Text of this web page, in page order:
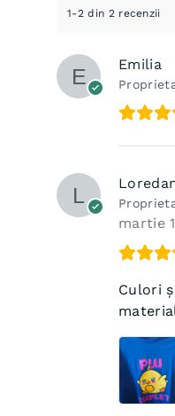
1-2 din 2 recenzii
Emilia
martie
Culori